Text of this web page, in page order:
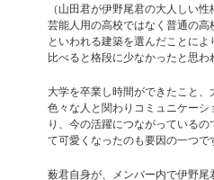
（山田君が伊野尾君の大人しい
芸能人用の高校ではなく普通の
といわれる建築を選んだことに
比べると格段に少なかったと思わ
大学を卒業し時間ができたこと、
色々な人と関わりコミュニケー
り、今の活躍につながっている
て可愛くなったのも要因の一つで
薮君自身が、メンバー内で伊野尾